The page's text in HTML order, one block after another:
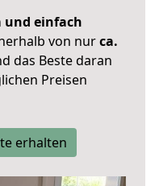
und einfach
von nurca.
das Beste daran
Preisen
erhalten